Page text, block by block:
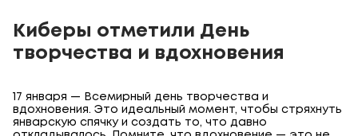
Киберы отметили День
творчества и вдохновения
17 января — Всемирный день творчества и
вдохновения. Это идеальный момент, чтобы стряхнуть
январскую спячку и создать то, что давно